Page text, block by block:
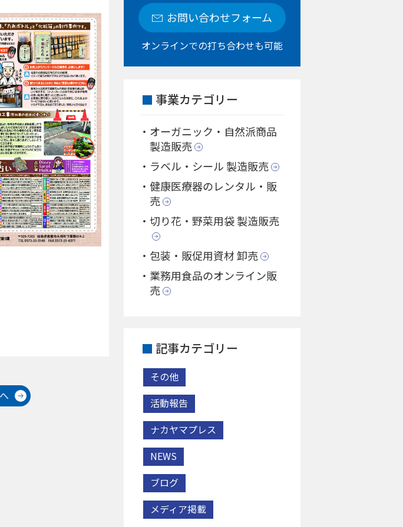
お問い合わせフォーム
オンラインでの打ち合わせも可能
事業カテゴリー
オーガニック・自然派商品
製造販売
ラベル・シール 製造販売
健康医療器のレンタル・販
売
切り花・野菜用袋 製造販売
包装・販促用資材 卸売
業務用食品のオンライン販
売
記事カテゴリー
その他
活動報告
ナカヤマプレス
NEWS
ブログ
メディア掲載